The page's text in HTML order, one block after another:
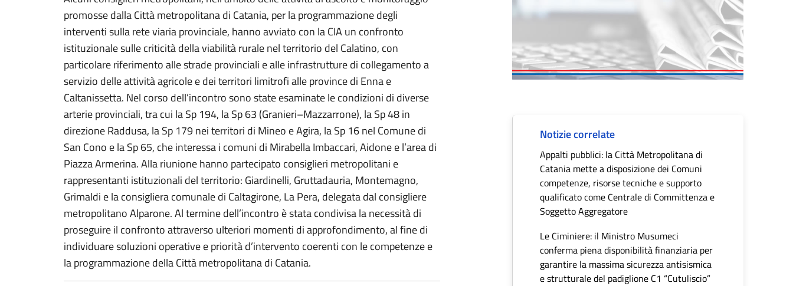
promosse dalla Città metropolitana di Catania, per la programmazione degli
interventi sulla rete viaria provinciale, hanno avviato con la CIA un confronto
istituzionale sulle criticità della viabilità rurale nel territorio del Calatino, con
particolare riferimento alle strade provinciali e alle infrastrutture di collegamento a
servizio delle attività agricole e dei territori limitrofi alle province di Enna e
Caltanissetta. Nel corso dell’incontro sono state esaminate le condizioni di diverse
arterie provinciali, tra cui la Sp 194, la Sp 63 (Granieri–Mazzarrone), la Sp 48 in
direzione Raddusa, la Sp 179 nei territori di Mineo e Agira, la Sp 16 nel Comune di
San Cono e la Sp 65, che interessa i comuni di Mirabella Imbaccari, Aidone e l’area di
Piazza Armerina. Alla riunione hanno partecipato consiglieri metropolitani e
rappresentanti istituzionali del territorio: Giardinelli, Gruttadauria, Montemagno,
Grimaldi e la consigliera comunale di Caltagirone, La Pera, delegata dal consigliere
metropolitano Alparone. Al termine dell’incontro è stata condivisa la necessità di
proseguire il confronto attraverso ulteriori momenti di approfondimento, al fine di
individuare soluzioni operative e priorità d’intervento coerenti con le competenze e
la programmazione della Città metropolitana di Catania.
Notizie correlate
Appalti pubblici: la Città Metropolitana di
Catania mette a disposizione dei Comuni
competenze, risorse tecniche e supporto
qualificato come Centrale di Committenza e
Soggetto Aggregatore
Le Ciminiere: il Ministro Musumeci
conferma piena disponibilità finanziaria per
garantire la massima sicurezza antisismica
e strutturale del padiglione C1 “Cutuliscio”